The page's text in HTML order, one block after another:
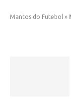
Mantos do Futebol »